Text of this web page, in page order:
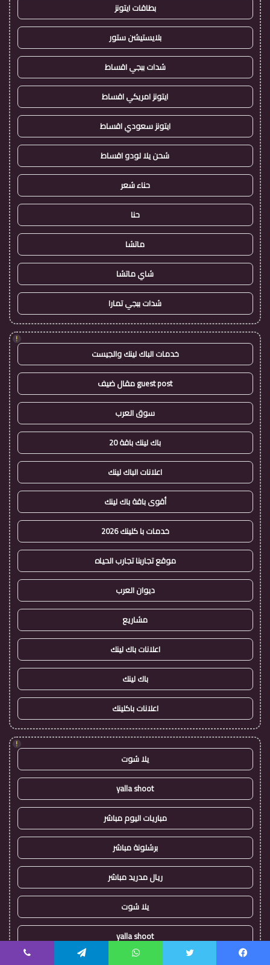
بطاقات ايتونز
بلايستيشن ستور
شدات ببجي اقساط
ايتونز امريكي اقساط
ايتونز سعودي اقساط
شحن يلا لودو اقساط
حناء شعر
حنا
ماتشا
شاي ماتشا
شدات ببجي تمارا
!
خدمات الباك لينك والجيست
guest post مقال ضيف
سوق العرب
باك لينك باقة 20
اعلانات الباك لينك
أقوى باقة باك لينك
خدمات با كلينك 2026
موقع تجاربنا تجارب الحياه
ديوان العرب
مشاريع
اعلانات باك لينك
باك لينك
اعلانات باكلينك
!
يلا شوت
yalla shoot
مباريات اليوم مباشر
برشلونة مباشر
ريال مدريد مباشر
يلا شوت
yalla shoot